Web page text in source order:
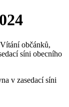
občánků,
síni obecního
v zasedací síni